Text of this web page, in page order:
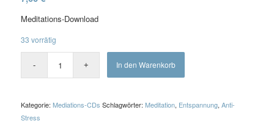
Meditations-Download
33 vorrätig
In den Warenkorb
Kategorie: Mediations-CDs Schlagwörter: Meditation, Entspannung, Anti-
Stress